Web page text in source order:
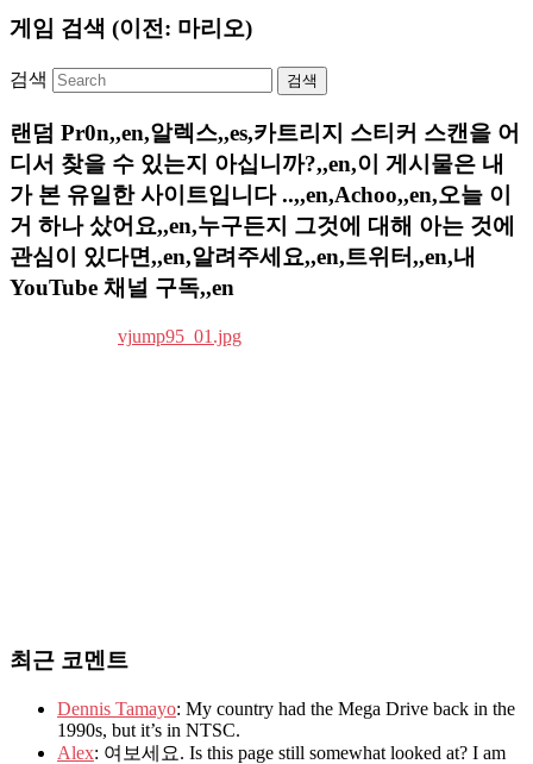
게임 검색 (이전: 마리오)
검색
랜덤 Pr0n,,en,알렉스,,es,카트리지 스티커 스캔을 어
디서 찾을 수 있는지 아십니까?,,en,이 게시물은 내
가 본 유일한 사이트입니다 ..,,en,Achoo,,en,오늘 이
거 하나 샀어요,,en,누구든지 그것에 대해 아는 것에
관심이 있다면,,en,알려주세요,,en,트위터,,en,내
YouTube 채널 구독,,en
최근 코멘트
Dennis Tamayo: My country had the Mega Drive back in the
1990s, but it’s in NTSC.
Alex: 여보세요. Is this page still somewhat looked at? I am